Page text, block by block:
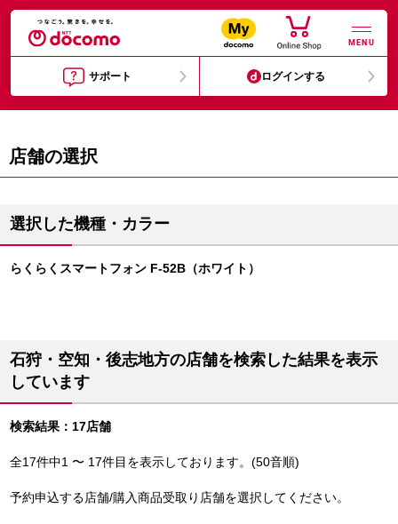
MENU
サポート ログインする
店舗の選択
選択した機種・カラー
らくらくスマートフォン F-52B（ホワイト）
石狩・空知・後志地方の店舗を検索した結果を表示
しています
検索結果：17店舗
全17件中1 〜 17件目を表示しております。(50音順)
予約申込する店舗/購入商品受取り店舗を選択してください。